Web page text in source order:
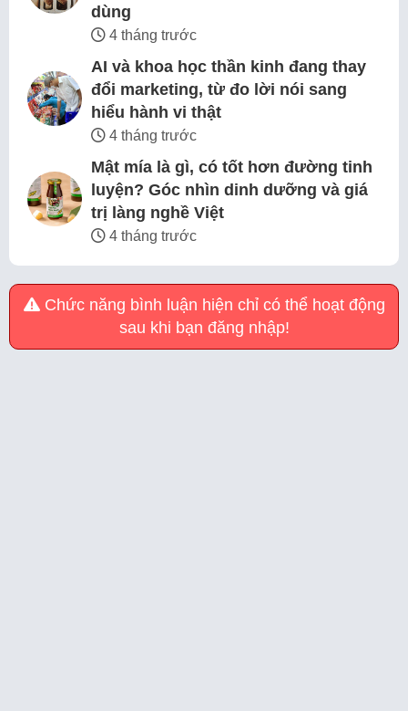
dùng
4 tháng trước
AI và khoa học thần kinh đang thay
đổi marketing, từ đo lời nói sang
hiểu hành vi thật
4 tháng trước
Mật mía là gì, có tốt hơn đường tinh
luyện? Góc nhìn dinh dưỡng và giá
trị làng nghề Việt
4 tháng trước
Chức năng bình luận hiện chỉ có thể hoạt động
sau khi bạn đăng nhập!